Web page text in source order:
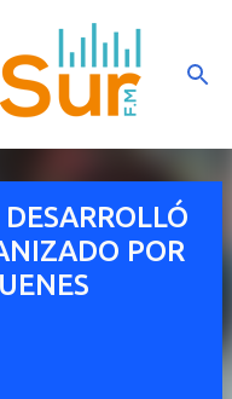
POR